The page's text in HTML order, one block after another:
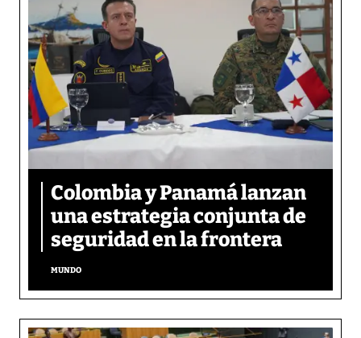
Colombia y Panamá lanzan
una estrategia conjunta de
seguridad en la frontera
MUNDO